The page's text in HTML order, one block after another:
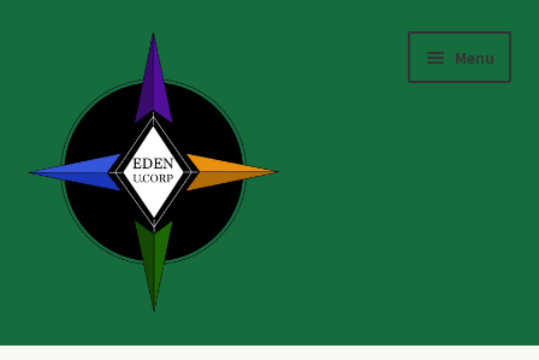
navigation
contenu
Menu
Accueil